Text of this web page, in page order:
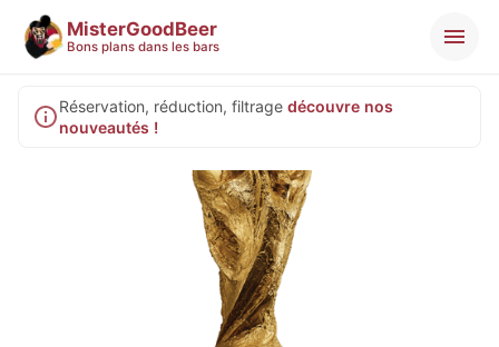
MisterGoodBeer
Bons plans dans les bars
Réservation, réduction, filtrage découvre nos
nouveautés !